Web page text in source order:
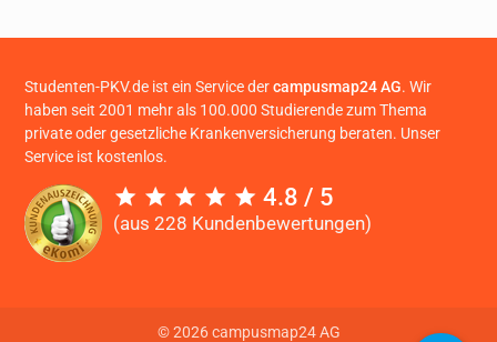
Studenten-PKV.de ist ein Service dercampusmap24 AG. Wir
haben seit 2001 mehr als 100.000 Studierende zum Thema
private oder gesetzliche Krankenversicherung beraten. Unser
Service ist kostenlos.
4.8 / 5
(aus 228 Kundenbewertungen)
© 2026 campusmap24 AG